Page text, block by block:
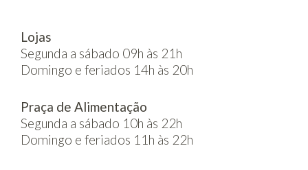
Lojas
Segunda a sábado 09h às 21h
Domingo e feriados 14h às 20h
Praça de Alimentação
Segunda a sábado 10h às 22h
Domingo e feriados 11h às 22h